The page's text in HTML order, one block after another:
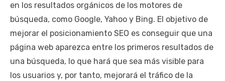
en los resultados orgánicos de los motores de
búsqueda, como Google, Yahoo y Bing. El objetivo de
mejorar el posicionamiento SEO es conseguir que una
página web aparezca entre los primeros resultados de
una búsqueda, lo que hará que sea más visible para
los usuarios y, por tanto, mejorará el tráfico de la